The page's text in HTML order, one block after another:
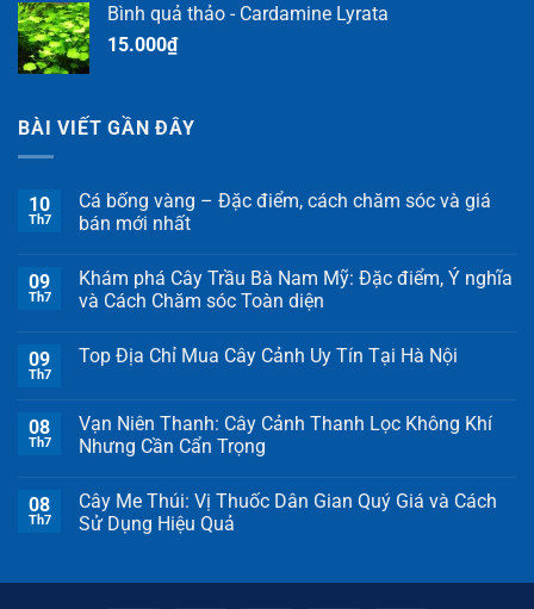
Bình quả thảo - Cardamine Lyrata
15.000₫
BÀI VIẾT GẦN ĐÂY
10
Th7
Cá bống vàng – Đặc điểm, cách chăm sóc và giá
bán mới nhất
09
Th7
Khám phá Cây Trầu Bà Nam Mỹ: Đặc điểm, Ý nghĩa
và Cách Chăm sóc Toàn diện
09
Th7
Top Địa Chỉ Mua Cây Cảnh Uy Tín Tại Hà Nội
08
Th7
Vạn Niên Thanh: Cây Cảnh Thanh Lọc Không Khí
Nhưng Cần Cẩn Trọng
08
Th7
Cây Me Thúi: Vị Thuốc Dân Gian Quý Giá và Cách
Sử Dụng Hiệu Quả